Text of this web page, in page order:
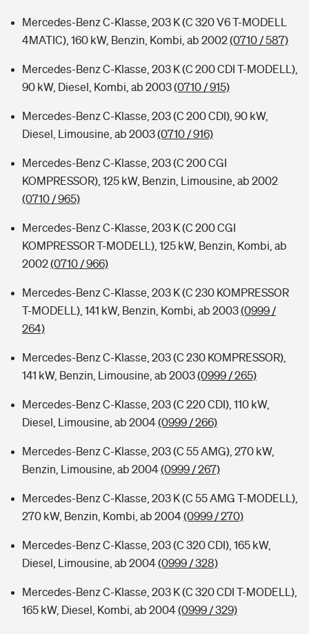
Mercedes-Benz C-Klasse, 203 K (C 320 V6 T-MODELL
4MATIC), 160 kW, Benzin, Kombi, ab 2002(0710 / 587)
Mercedes-Benz C-Klasse, 203 K (C 200 CDI T-MODELL),
90 kW, Diesel, Kombi, ab 2003(0710 / 915)
Mercedes-Benz C-Klasse, 203 (C 200 CDI), 90 kW,
Diesel, Limousine, ab 2003(0710 / 916)
Mercedes-Benz C-Klasse, 203 (C 200 CGI
KOMPRESSOR), 125 kW, Benzin, Limousine, ab 2002
(0710 / 965)
Mercedes-Benz C-Klasse, 203 K (C 200 CGI
KOMPRESSOR T-MODELL), 125 kW, Benzin, Kombi, ab
2002(0710 / 966)
Mercedes-Benz C-Klasse, 203 K (C 230 KOMPRESSOR
T-MODELL), 141 kW, Benzin, Kombi, ab 2003(0999 /
264)
Mercedes-Benz C-Klasse, 203 (C 230 KOMPRESSOR),
141 kW, Benzin, Limousine, ab 2003(0999 / 265)
Mercedes-Benz C-Klasse, 203 (C 220 CDI), 110 kW,
Diesel, Limousine, ab 2004(0999 / 266)
Mercedes-Benz C-Klasse, 203 (C 55 AMG), 270 kW,
Benzin, Limousine, ab 2004(0999 / 267)
Mercedes-Benz C-Klasse, 203 K (C 55 AMG T-MODELL),
270 kW, Benzin, Kombi, ab 2004(0999 / 270)
Mercedes-Benz C-Klasse, 203 (C 320 CDI), 165 kW,
Diesel, Limousine, ab 2004(0999 / 328)
Mercedes-Benz C-Klasse, 203 K (C 320 CDI T-MODELL),
165 kW, Diesel, Kombi, ab 2004(0999 / 329)